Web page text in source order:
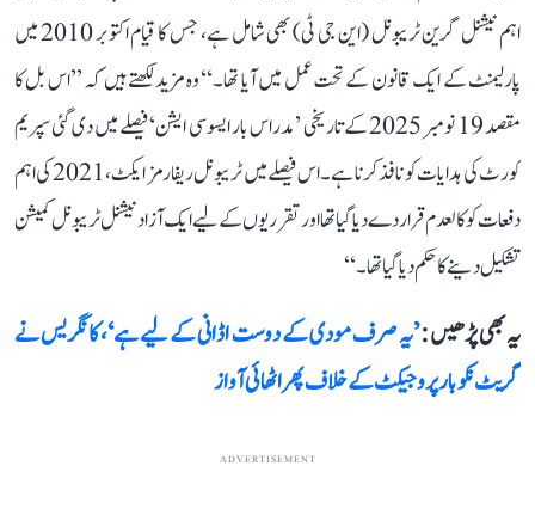
اہم نیشنل گرین ٹریبونل (این جی ٹی) بھی شامل ہے، جس کا قیام اکتوبر 2010 میں
پارلیمنٹ کے ایک قانون کے تحت عمل میں آیا تھا۔‘‘ وہ مزید لکھتے ہیں کہ ’’اس بل کا
مقصد 19 نومبر 2025 کے تاریخی ’مدراس بار ایسوسی ایشن‘ فیصلے میں دی گئی سپریم
کورٹ کی ہدایات کو نافذ کرنا ہے۔ اس فیصلے میں ٹریبونل ریفارمز ایکٹ، 2021 کی اہم
دفعات کو کالعدم قرار دے دیا گیا تھا اور تقرریوں کے لیے ایک آزاد نیشنل ٹریبونل کمیشن
تشکیل دینے کا حکم دیا گیا تھا۔‘‘
یہ بھی پڑھیں :’یہ صرف مودی کے دوست اڈانی کے لیے ہے‘، کانگریس نے
گریٹ نکوبار پروجیکٹ کے خلاف پھر اٹھائی آواز
ADVERTISEMENT